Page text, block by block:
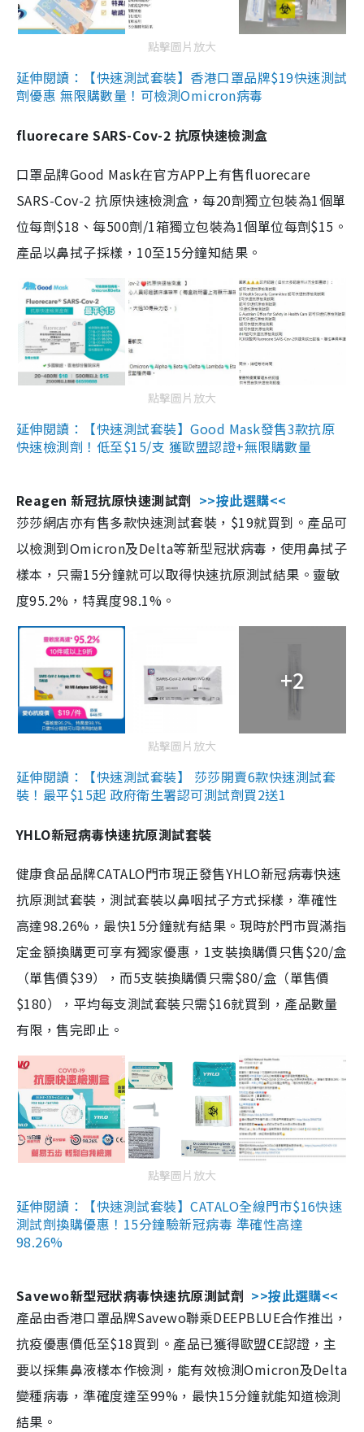
點擊圖片放大
延伸閱讀：【快速測試套裝】香港口罩品牌$19快速測試
劑優惠 無限購數量！可檢測Omicron病毒
fluorecare SARS-Cov-2 抗原快速檢測盒
口罩品牌Good Mask在官方APP上有售fluorecare
SARS-Cov-2 抗原快速檢測盒，每20劑獨立包裝為1個單
位每劑$18、每500劑/1箱獨立包裝為1個單位每劑$15。
產品以鼻拭子採樣，10至15分鐘知結果。
點擊圖片放大
延伸閱讀：【快速測試套裝】Good Mask發售3款抗原
快速檢測劑！低至$15/支 獲歐盟認證+無限購數量
Reagen 新冠抗原快速測試劑 >>按此選購<<
莎莎網店亦有售多款快速測試套裝，$19就買到。產品可
以檢測到Omicron及Delta等新型冠狀病毒，使用鼻拭子
樣本，只需15分鐘就可以取得快速抗原測試結果。靈敏
度95.2%，特異度98.1%。
+2
點擊圖片放大
延伸閱讀：【快速測試套裝】 莎莎開賣6款快速測試套
裝！最平$15起 政府衛生署認可測試劑買2送1
YHLO新冠病毒快速抗原測試套裝
健康食品品牌CATALO門市現正發售YHLO新冠病毒快速
抗原測試套裝，測試套裝以鼻咽拭子方式採樣，準確性
高達98.26%，最快15分鐘就有結果。現時於門市買滿指
定金額換購更可享有獨家優惠，1支裝換購價只售$20/盒
（單售價$39），而5支裝換購價只需$80/盒（單售價
$180），平均每支測試套裝只需$16就買到，產品數量
有限，售完即止。
點擊圖片放大
延伸閱讀：【快速測試套裝】CATALO全線門市$16快速
測試劑換購優惠！15分鐘驗新冠病毒 準確性高達
98.26%
Savewo新型冠狀病毒快速抗原測試劑 >>按此選購<<
產品由香港口罩品牌Savewo聯乘DEEPBLUE合作推出，
抗疫優惠價低至$18買到。產品已獲得歐盟CE認證，主
要以採集鼻液樣本作檢測，能有效檢測Omicron及Delta
變種病毒，準確度達至99%，最快15分鐘就能知道檢測
結果。